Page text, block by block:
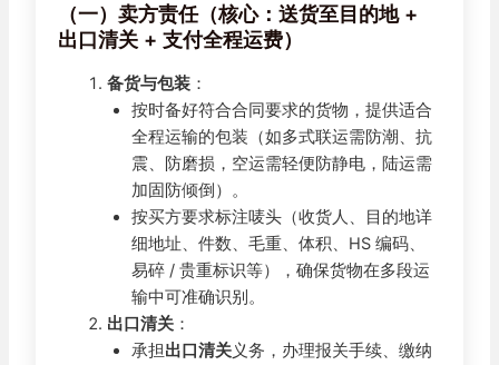
（一）卖方责任（核心：送货至目的地 +
出口清关 + 支付全程运费）
备货与包装 ：
按时备好符合合同要求的货物，提供适合
全程运输的包装（如多式联运需防潮、抗
震、防磨损，空运需轻便防静电，陆运需
加固防倾倒）。
按买方要求标注唛头（收货人、目的地详
细地址、件数、毛重、体积、HS 编码、
易碎 / 贵重标识等），确保货物在多段运
输中可准确识别。
出口清关 ：
承担出口清关义务，办理报关手续、缴纳